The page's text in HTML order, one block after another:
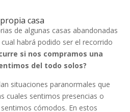
casa
de algunas casas abandonadas
habrá podido ser el recorrido
si nos compramos una
del todo solos?
situaciones paranormales que
cuales sentimos presencias o
cómodos. En estos